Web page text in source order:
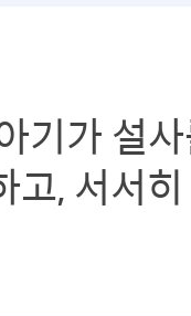
기가 설
고, 서서